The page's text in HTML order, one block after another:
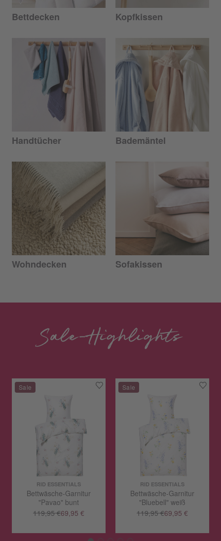
Bettdecken Kopfkissen
Handtücher Bademäntel
Wohndecken Sofakissen
Sale-Highlights
RID ESSENTIALS
Bettwäsche-Garnitur
"Pavao" bunt
119,95 €69,95 €
RID ESSENTIALS
Bettwäsche-Garnitur
"Bluebell" weiß
119,95 €69,95 €